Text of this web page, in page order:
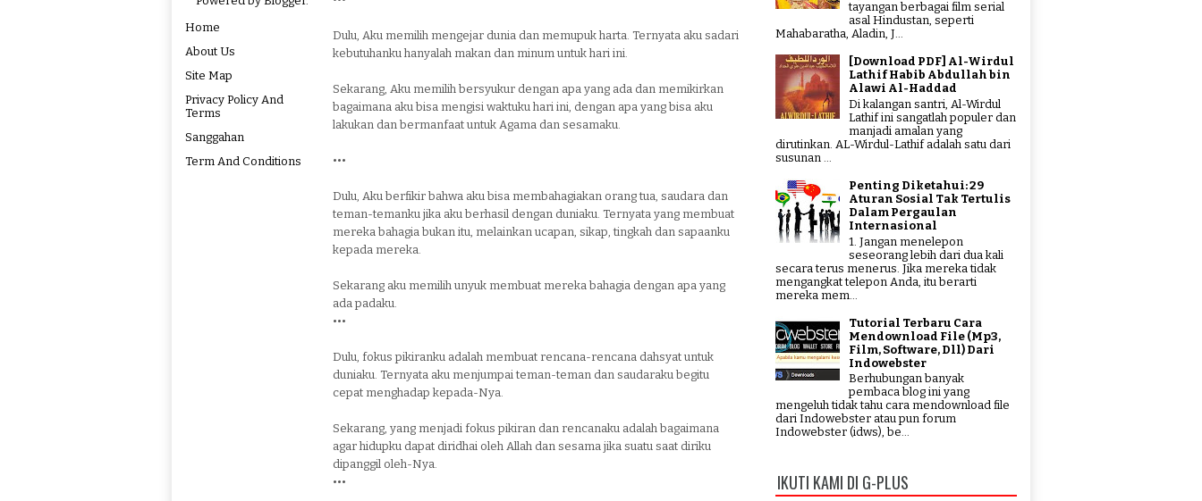
Home
About Us
Site Map
Privacy Policy And
Terms
Sanggahan
Term And Conditions
Dulu, Aku memilih mengejar dunia dan memupuk harta. Ternyata aku sadari
kebutuhanku hanyalah makan dan minum untuk hari ini.
Sekarang, Aku memilih bersyukur dengan apa yang ada dan memikirkan
bagaimana aku bisa mengisi waktuku hari ini, dengan apa yang bisa aku
lakukan dan bermanfaat untuk Agama dan sesamaku.
•••
Dulu, Aku berfikir bahwa aku bisa membahagiakan orang tua, saudara dan
teman-temanku jika aku berhasil dengan duniaku. Ternyata yang membuat
mereka bahagia bukan itu, melainkan ucapan, sikap, tingkah dan sapaanku
kepada mereka.
Sekarang aku memilih unyuk membuat mereka bahagia dengan apa yang
ada padaku.
•••
Dulu, fokus pikiranku adalah membuat rencana-rencana dahsyat untuk
duniaku. Ternyata aku menjumpai teman-teman dan saudaraku begitu
cepat menghadap kepada-Nya.
Sekarang, yang menjadi fokus pikiran dan rencanaku adalah bagaimana
agar hidupku dapat diridhai oleh Allah dan sesama jika suatu saat diriku
dipanggil oleh-Nya.
•••
tayangan berbagai film serial
asal Hindustan, seperti
Mahabaratha, Aladin, J...
[Download PDF] Al-Wirdul
Lathif Habib Abdullah bin
Alawi Al-Haddad
Di kalangan santri, Al-Wirdul
Lathif ini sangatlah populer dan
manjadi amalan yang
dirutinkan. AL-Wirdul-Lathif adalah satu dari
susunan ...
Penting Diketahui: 29
Aturan Sosial Tak Tertulis
Dalam Pergaulan
Internasional
1. Jangan menelepon
seseorang lebih dari dua kali
secara terus menerus. Jika mereka tidak
mengangkat telepon Anda, itu berarti
mereka mem...
Tutorial Terbaru Cara
Mendownload File (Mp3,
Film, Software, Dll) Dari
Indowebster
Berhubungan banyak
pembaca blog ini yang
mengeluh tidak tahu cara mendownload file
dari Indowebster atau pun forum
Indowebster (idws), be...
IKUTI KAMI DI G-PLUS